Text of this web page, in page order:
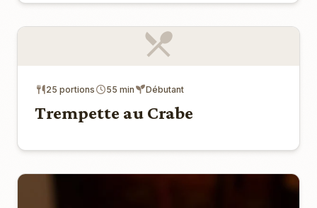
25 portions 55 min Débutant
Trempette au Crabe